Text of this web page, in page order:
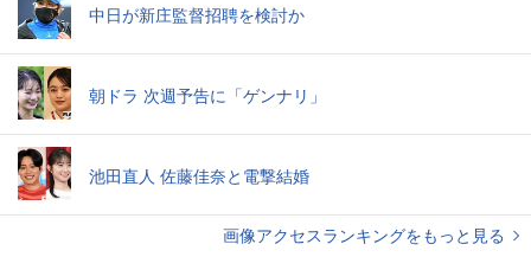
中日が新庄監督招聘を検討か
朝ドラ 次週予告に「ゲンナリ」
池田直人 佐藤佳奈と電撃結婚
画像アクセスランキングをもっと見る